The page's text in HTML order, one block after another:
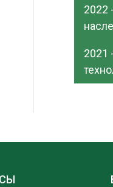
2022
2021